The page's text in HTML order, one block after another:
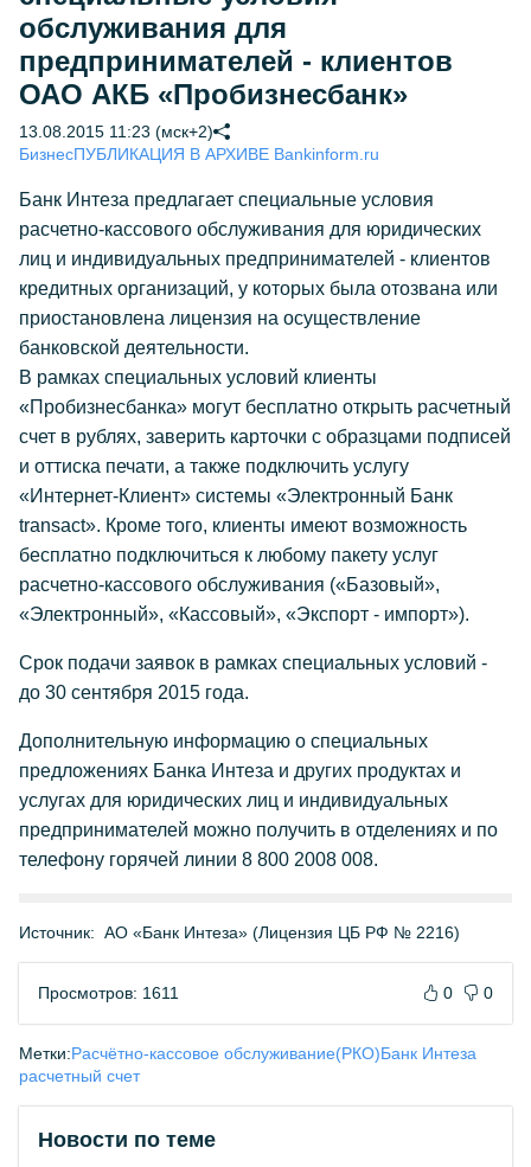
обслуживания для
предпринимателей - клиентов
ОАО АКБ «Пробизнесбанк»
13.08.2015 11:23 (мск+2)
БизнесПУБЛИКАЦИЯ В АРХИВЕ Bankinform.ru
Банк Интеза предлагает специальные условия
расчетно-кассового обслуживания для юридических
лиц и индивидуальных предпринимателей - клиентов
кредитных организаций, у которых была отозвана или
приостановлена лицензия на осуществление
банковской деятельности.
В рамках специальных условий клиенты
«Пробизнесбанка» могут бесплатно открыть расчетный
счет в рублях, заверить карточки с образцами подписей
и оттиска печати, а также подключить услугу
«Интернет-Клиент» системы «Электронный Банк
transact». Кроме того, клиенты имеют возможность
бесплатно подключиться к любому пакету услуг
расчетно-кассового обслуживания («Базовый»,
«Электронный», «Кассовый», «Экспорт - импорт»).
Срок подачи заявок в рамках специальных условий -
до 30 сентября 2015 года.
Дополнительную информацию о специальных
предложениях Банка Интеза и других продуктах и
услугах для юридических лиц и индивидуальных
предпринимателей можно получить в отделениях и по
телефону горячей линии 8 800 2008 008.
Источник: АО «Банк Интеза» (Лицензия ЦБ РФ № 2216)
Просмотров: 1611 0 0
Метки:Расчётно-кассовое обслуживание(РКО)Банк Интеза
расчетный счет
Новости по теме